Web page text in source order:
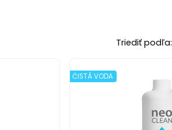
Triediť podľa:
ČISTÁ VODA